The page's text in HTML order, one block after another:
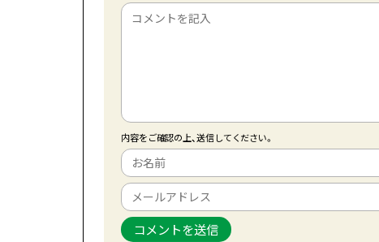
内容をご確認の上、送信してください。